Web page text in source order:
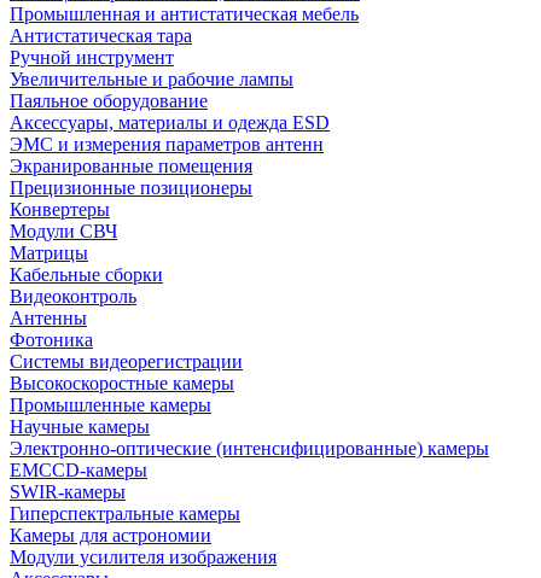
Промышленная и антистатическая мебель
Антистатическая тара
Ручной инструмент
Увеличительные и рабочие лампы
Паяльное оборудование
Аксессуары, материалы и одежда ESD
ЭМС и измерения параметров антенн
Экранированные помещения
Прецизионные позиционеры
Конвертеры
Модули СВЧ
Матрицы
Кабельные сборки
Видеоконтроль
Антенны
Фотоника
Cистемы видеорегистрации
Высокоскоростные камеры
Промышленные камеры
Научные камеры
Электронно-оптические (интенсифицированные) камеры
EMCCD-камеры
SWIR-камеры
Гиперспектральные камеры
Камеры для астрономии
Модули усилителя изображения